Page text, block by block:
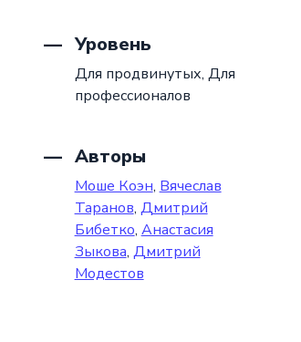
Уровень
Для продвинутых, Для
профессионалов
Авторы
Моше Коэн, Вячеслав
Таранов, Дмитрий
Бибетко, Анастасия
Зыкова, Дмитрий
Модестов